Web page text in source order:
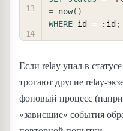
= now( )
WHERE id = :id ;
Если relay упал в статусе
трогают другие relay-
фоновый процесс
«зависшие» события